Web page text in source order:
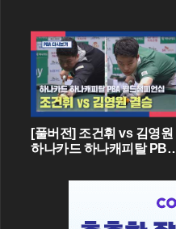
[풀버전] 조건휘 vs 김영원 I
하나카드 하나캐피탈 PBA
3.15 방송